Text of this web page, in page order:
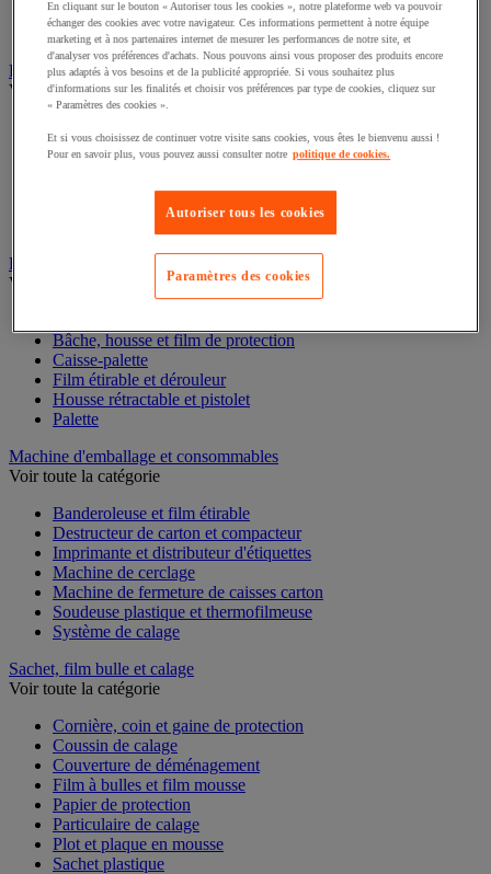
Pochette porte-document
Pochoir
Feuillard et cerclage
Voir toute la catégorie
Chape et boucle pour feuillard
Film étirable, palette et caisse-palette
Voir toute la catégorie
Bâche, housse et film de protection
Caisse-palette
Film étirable et dérouleur
Housse rétractable et pistolet
Palette
Machine d'emballage et consommables
Voir toute la catégorie
Banderoleuse et film étirable
Destructeur de carton et compacteur
Imprimante et distributeur d'étiquettes
Machine de cerclage
Machine de fermeture de caisses carton
Soudeuse plastique et thermofilmeuse
Système de calage
Sachet, film bulle et calage
Voir toute la catégorie
Cornière, coin et gaine de protection
Coussin de calage
Couverture de déménagement
Film à bulles et film mousse
Papier de protection
Particulaire de calage
Plot et plaque en mousse
Sachet plastique
En cliquant sur le bouton « Autoriser tous les cookies », notre plateforme web va pouvoir
échanger des cookies avec votre navigateur. Ces informations permettent à notre équipe
marketing et à nos partenaires internet de mesurer les performances de notre site, et
d'analyser vos préférences d'achats. Nous pouvons ainsi vous proposer des produits encore
plus adaptés à vos besoins et de la publicité appropriée. Si vous souhaitez plus
d'informations sur les finalités et choisir vos préférences par type de cookies, cliquez sur
« Paramètres des cookies ».
Et si vous choisissez de continuer votre visite sans cookies, vous êtes le bienvenu aussi !
Pour en savoir plus, vous pouvez aussi consulter notre politique de cookies.
Autoriser tous les cookies
Paramètres des cookies